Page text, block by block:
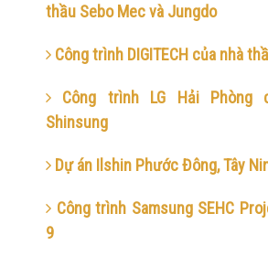
thầu Sebo Mec và Jungdo
Công trình DIGITECH của nhà
Công trình LG Hải Phòng
Shinsung
Dự án Ilshin Phước Đông, Tây
Công trình Samsung SEHC
9